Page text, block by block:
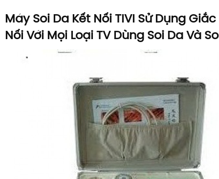
Máy Soi Da Kết Nối TIVI Sử Dụng
Nối Với Mọi Loại TV Dùng Soi Da Và